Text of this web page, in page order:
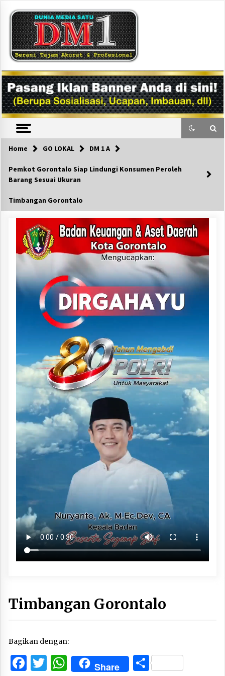
content
DM1
Home GO LOKAL DM 1 A
Pemkot Gorontalo Siap Lindungi Konsumen Peroleh
Barang Sesuai Ukuran
Timbangan Gorontalo
Timbangan Gorontalo
Bagikan dengan:
Facebook
Twitter
WhatsApp
Share Share